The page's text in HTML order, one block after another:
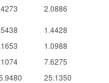
2.0886
1.4428
1.0988
7.6275
25.1350